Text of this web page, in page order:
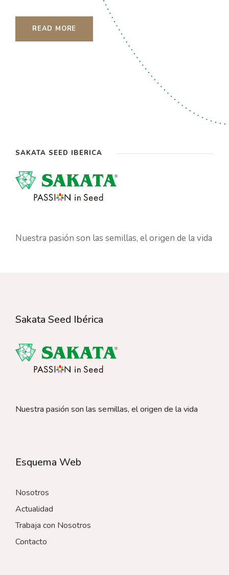
READ MORE
SAKATA SEED IBÉRICA
Nuestra pasión son las semillas, el origen de la vida
Sakata Seed Ibérica
Nuestra pasión son las semillas, el origen de la vida
Esquema Web
Nosotros
Actualidad
Trabaja con Nosotros
Contacto